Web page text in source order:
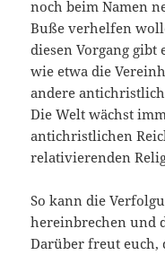
noch beim Namen
Buße verhelfen
diesen Vorgang gibt
wie etwa die
andere
Die Welt wächst
antichristlichen
relativierenden
So kann die
hereinbrechen und
Darüber freut euch,